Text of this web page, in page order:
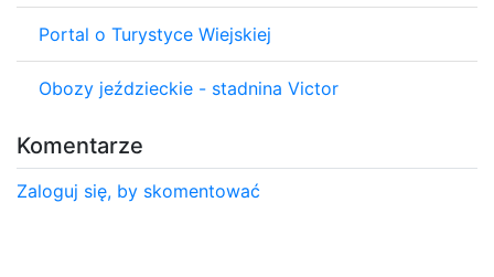
Portal o Turystyce Wiejskiej
Obozy jeździeckie - stadnina Victor
Komentarze
Zaloguj się, by skomentować